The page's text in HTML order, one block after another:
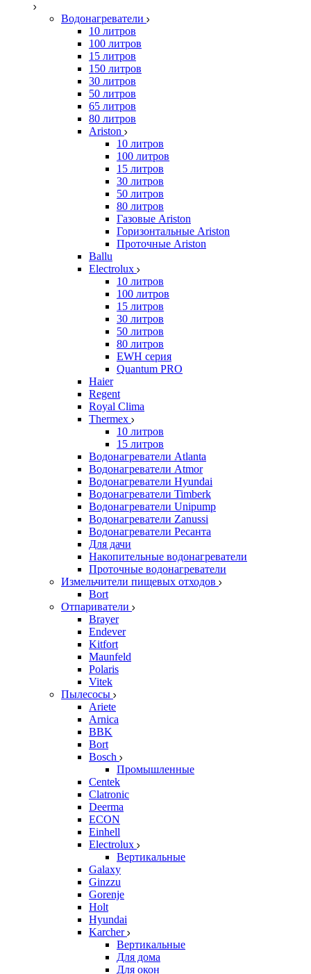
Водонагреватели
10 литров
100 литров
15 литров
150 литров
30 литров
50 литров
65 литров
80 литров
Ariston
10 литров
100 литров
15 литров
30 литров
50 литров
80 литров
Газовые Ariston
Горизонтальные Ariston
Проточные Ariston
Ballu
Electrolux
10 литров
100 литров
15 литров
30 литров
50 литров
80 литров
EWH серия
Quantum PRO
Haier
Regent
Royal Clima
Thermex
10 литров
15 литров
Водонагреватели Atlanta
Водонагреватели Atmor
Водонагреватели Hyundai
Водонагреватели Timberk
Водонагреватели Unipump
Водонагреватели Zanussi
Водонагреватели Ресанта
Для дачи
Накопительные водонагреватели
Проточные водонагреватели
Измельчители пищевых отходов
Bort
Отпариватели
Brayer
Endever
Kitfort
Maunfeld
Polaris
Vitek
Пылесосы
Ariete
Arnica
BBK
Bort
Bosch
Промышленные
Centek
Clatronic
Deerma
ECON
Einhell
Electrolux
Вертикальные
Galaxy
Ginzzu
Gorenje
Holt
Hyundai
Karcher
Вертикальные
Для дома
Для окон